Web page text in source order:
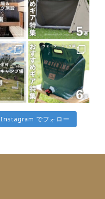
Instagram でフォロー